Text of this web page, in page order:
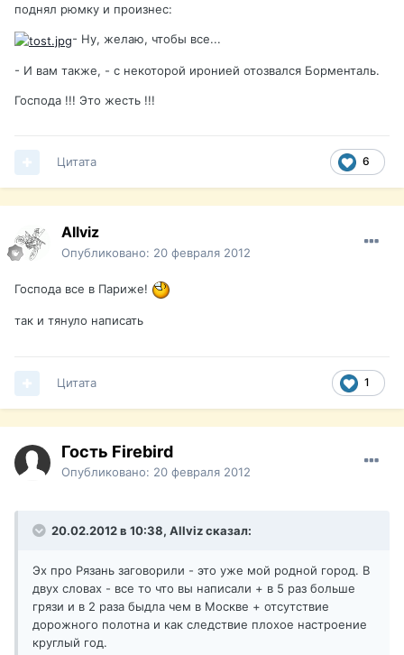
поднял рюмку и произнес:
- Ну, желаю, чтобы все...
- И вам также, - с некоторой иронией отозвался Борменталь.
Господа !!! Это жесть !!!
6
Цитата
Allviz
Опубликовано: 20 февраля 2012
Господа все в Париже!
так и тянуло написать
1
Цитата
Гость Firebird
Опубликовано: 20 февраля 2012
20.02.2012 в 10:38, Allviz сказал:
Эх про Рязань заговорили - это уже мой родной город. В
двух словах - все то что вы написали + в 5 раз больше
грязи и в 2 раза быдла чем в Москве + отсутствие
дорожного полотна и как следствие плохое настроение
круглый год.